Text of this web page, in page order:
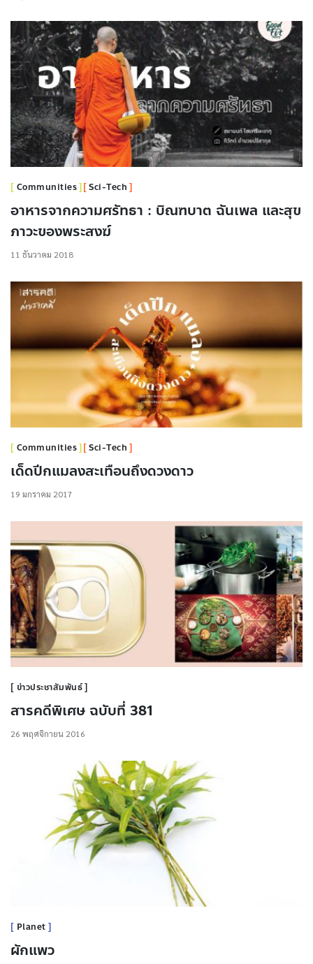
Communities Sci-Tech
อาหารจากความศรัทธา : บิณฑบาต ฉันเพล และสุข
ภาวะของพระสงฆ์
11 ธันวาคม 2018
Communities Sci-Tech
เด็ดปีกแมลงสะเทือนถึงดวงดาว
19 มกราคม 2017
ข่าวประชาสัมพันธ์
สารคดีพิเศษ ฉบับที่ 381
26 พฤศจิกายน 2016
Planet
ผักแพว